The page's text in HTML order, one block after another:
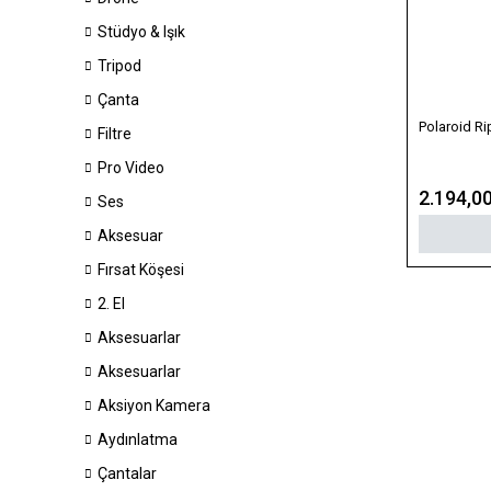
Stüdyo & Işık
Tripod
Çanta
Filtre
Pro Video
Ses
Aksesuar
Fırsat Köşesi
2. El
Aksesuarlar
Aksesuarlar
Aksiyon Kamera
Aydınlatma
Çantalar
Polaroid